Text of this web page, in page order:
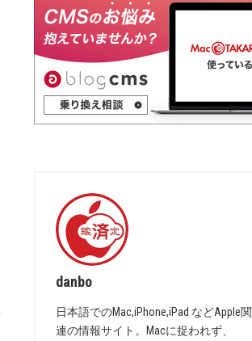
danbo
日本語でのMac,iPhone,iPad などApple関
連の情報サイト。Macに捉われず、